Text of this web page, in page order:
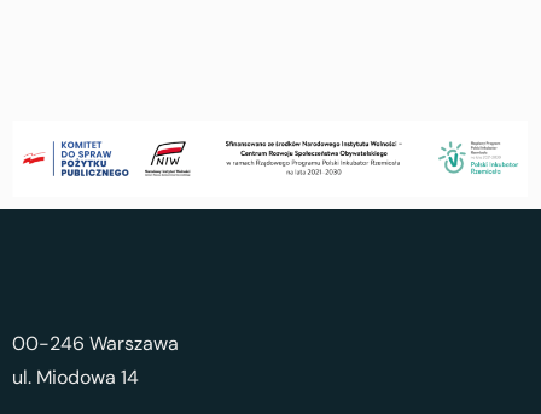
00-246 Warszawa
ul. Miodowa 14